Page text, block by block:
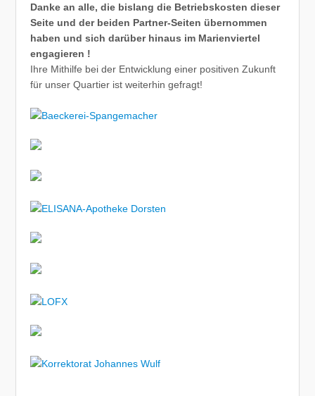
Danke an alle, die bislang die Betriebskosten dieser
Seite und der beiden Partner-Seiten übernommen
haben und sich darüber hinaus im Marienviertel
engagieren !
Ihre Mithilfe bei der Entwicklung einer positiven Zukunft
für unser Quartier ist weiterhin gefragt!